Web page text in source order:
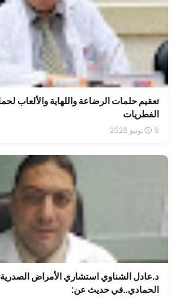
تعقيم حلمات الرضاعة واللهاية والألعاب
الفطريات
9 يونيو 2026
د.عادل الشناوي استشاري الأمراض
الحمادي..في حديث عن: